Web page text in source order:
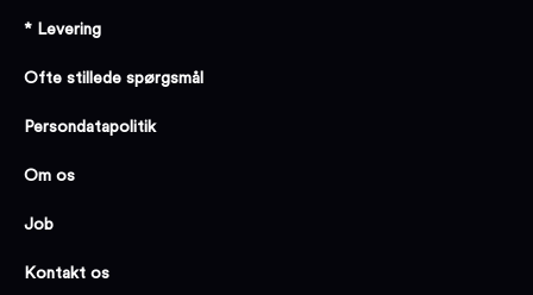
* Levering
Ofte stillede spørgsmål
Persondatapolitik
Om os
Job
Kontakt os